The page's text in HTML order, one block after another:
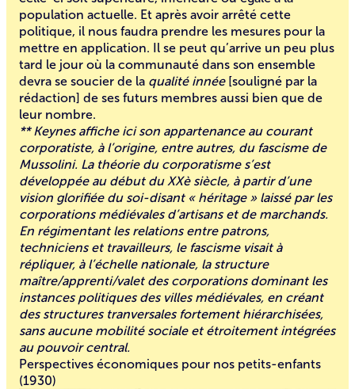
population actuelle. Et après avoir arrêté cette
politique, il nous faudra prendre les mesures pour la
mettre en application. Il se peut qu’arrive un peu plus
tard le jour où la communauté dans son ensemble
devra se soucier de la qualité innée[souligné par la
rédaction] de ses futurs membres aussi bien que de
leur nombre.
**Keynes affiche ici son appartenance au courant
corporatiste, à l’origine, entre autres, du fascisme de
Mussolini. La théorie du corporatisme s’est
développée au début du XXè siècle, à partir d’une
vision glorifiée du soi-disant « héritage » laissé par les
corporations médiévales d’artisans et de marchands.
En régimentant les relations entre patrons,
techniciens et travailleurs, le fascisme visait à
répliquer, à l’échelle nationale, la structure
maître/apprenti/valet des corporations dominant les
instances politiques des villes médiévales, en créant
des structures tranversales fortement hiérarchisées,
sans aucune mobilité sociale et étroitement intégrées
au pouvoir central.
Perspectives économiques pour nos petits-enfants
(1930)